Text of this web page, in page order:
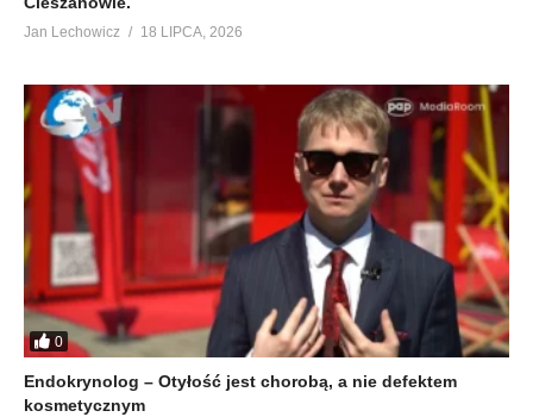
Jan Lechowicz 18 LIPCA, 2026
0
Endokrynolog – Otyłość jest chorobą, a nie defektem
kosmetycznym